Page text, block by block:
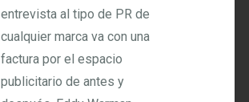
entrevista al tipo de PR de
cualquier marca va con una
factura por el espacio
publicitario de antes y